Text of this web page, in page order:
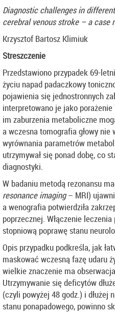
Diagnostic challenges in
cerebral venous stroke – a case
Krzysztof Bartosz Klimiuk
Streszczenie
Przedstawiono przypadek 69-
życiu napad padaczkowy
pojawienia się jednostronnych
interpretowano je jako porażenie
im zaburzenia metaboliczne
a wczesna tomografia głowy nie
wyrównania parametrów
utrzymywał się ponad dobę, co
diagnostyki.
W badaniu metodą rezonansu
resonance imaging– MRI)
a wenografia potwierdziła
poprzecznej. Włączenie
stopniową poprawę stanu
Opis przypadku podkreśla, jak
maskować wczesną fazę udaru
wielkie znaczenie ma
Utrzymywanie się deficytów
(czyli powyżej 48 godz.) i dłużej
stanu ponapadowego, powinno